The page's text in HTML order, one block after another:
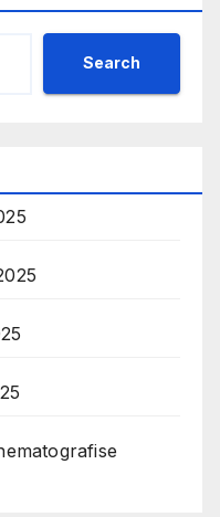
Search